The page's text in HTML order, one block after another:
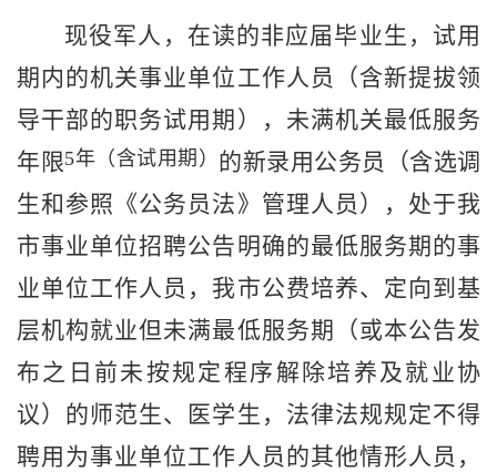
现役军人，在读的非应届毕业生，试用
期内的机关事业单位工作人员（含新提拔领
导干部的职务试用期）， 未满机关最低服务
年限5年（含试用期） 的新录用公务员（含选调
生和参照《公务员法》管理人员），处于我
市事业单位招聘公告明确的最低服务期 的事
业单位工作人员 ， 我市公费培养、定向到基
层机构就业但未满最低服务期（或本公告发
布之日前未按规定程序解除培养及就业协
议 ） 的师范生、医学生 ，法律法规规定不得
聘用为事业单位工作人员的其他情形人员，